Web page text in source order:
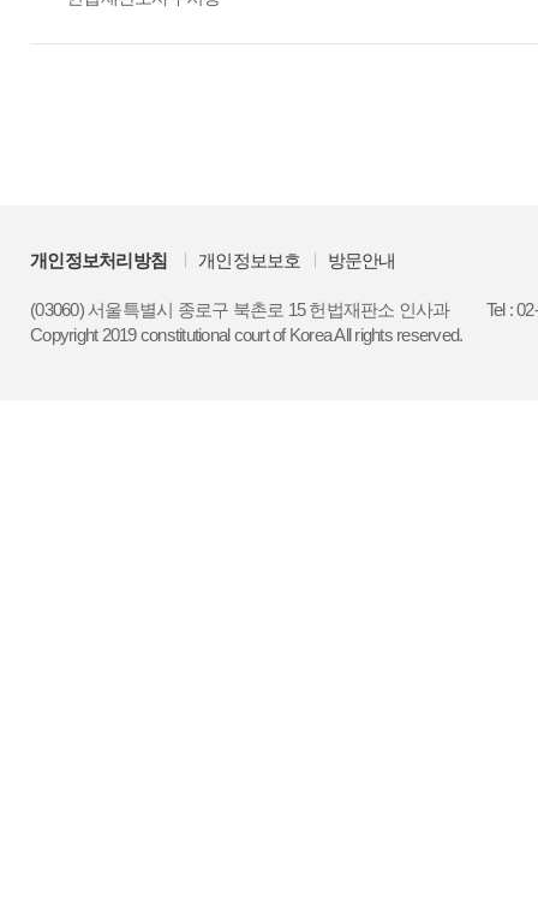
개인정보처리방침 개인정보보호 방문안내
(03060) 서울특별시 종로구 북촌로 15 헌법재판소 인사과
Tel :
Copyright 2019 constitutional court of Korea All rights reserved.